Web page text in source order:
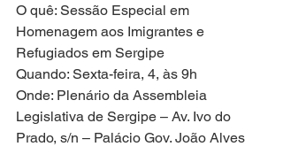
O quê: Sessão Especial em
Homenagem aos Imigrantes e
Refugiados em Sergipe
Quando: Sexta-feira, 4, às 9h
Onde: Plenário da Assembleia
Legislativa de Sergipe – Av. Ivo do
Prado, s/n – Palácio Gov. João Alves